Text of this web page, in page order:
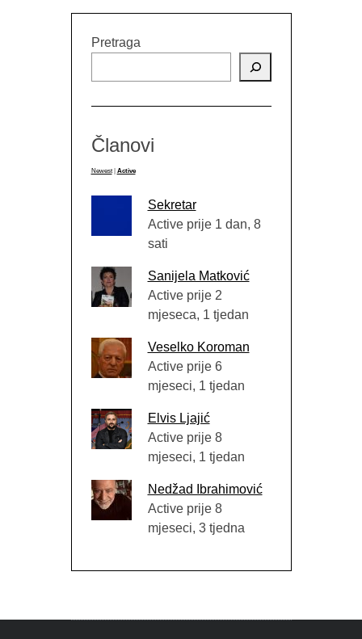
Pretraga
Članovi
Newest Active
Sekretar
Active prije 1 dan, 8
sati
Sanijela Matković
Active prije 2
mjeseca, 1 tjedan
Veselko Koroman
Active prije 6
mjeseci, 1 tjedan
Elvis Ljajić
Active prije 8
mjeseci, 1 tjedan
Nedžad Ibrahimović
Active prije 8
mjeseci, 3 tjedna